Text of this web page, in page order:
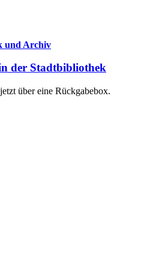
und Archiv
der Stadtbibliothek
über eine Rückgabebox.